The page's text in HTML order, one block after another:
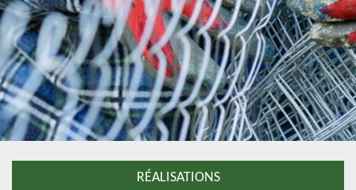
RÉALISATIONS